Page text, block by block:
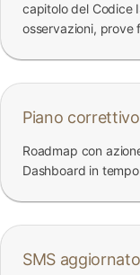
capitolo del Codice
osservazioni, prove
Piano
Roadmap con
Dashboard in
SMS aggiornato